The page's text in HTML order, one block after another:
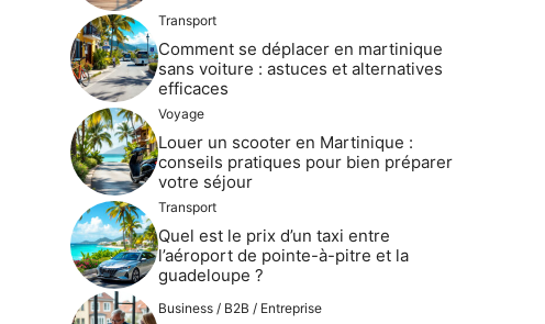
Transport
Comment se déplacer en martinique
sans voiture : astuces et alternatives
efficaces
Voyage
Louer un scooter en Martinique :
conseils pratiques pour bien préparer
votre séjour
Transport
Quel est le prix d’un taxi entre
l’aéroport de pointe-à-pitre et la
guadeloupe ?
Business / B2B / Entreprise